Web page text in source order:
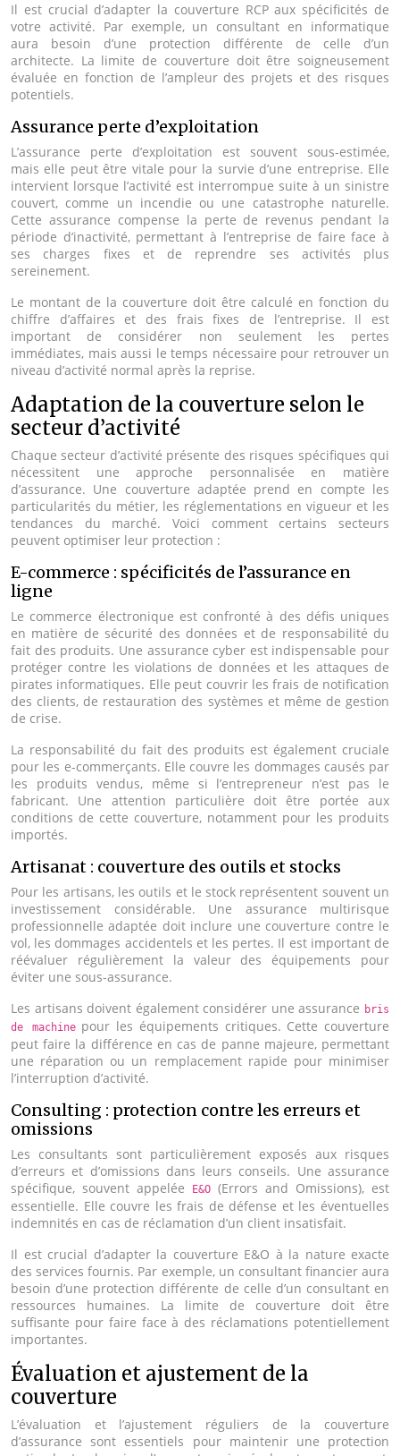
Il est crucial d’adapter la couverture RCP aux spécificités de
votre activité. Par exemple, un consultant en informatique
aura besoin d’une protection différente de celle d’un
architecte. La limite de couverture doit être soigneusement
évaluée en fonction de l’ampleur des projets et des risques
potentiels.
Assurance perte d’exploitation
L’assurance perte d’exploitation est souvent sous-estimée,
mais elle peut être vitale pour la survie d’une entreprise. Elle
intervient lorsque l’activité est interrompue suite à un sinistre
couvert, comme un incendie ou une catastrophe naturelle.
Cette assurance compense la perte de revenus pendant la
période d’inactivité, permettant à l’entreprise de faire face à
ses charges fixes et de reprendre ses activités plus
sereinement.
Le montant de la couverture doit être calculé en fonction du
chiffre d’affaires et des frais fixes de l’entreprise. Il est
important de considérer non seulement les pertes
immédiates, mais aussi le temps nécessaire pour retrouver un
niveau d’activité normal après la reprise.
Adaptation de la couverture selon le
secteur d’activité
Chaque secteur d’activité présente des risques spécifiques qui
nécessitent une approche personnalisée en matière
d’assurance. Une couverture adaptée prend en compte les
particularités du métier, les réglementations en vigueur et les
tendances du marché. Voici comment certains secteurs
peuvent optimiser leur protection :
E-commerce : spécificités de l’assurance en
ligne
Le commerce électronique est confronté à des défis uniques
en matière de sécurité des données et de responsabilité du
fait des produits. Une assurance cyber est indispensable pour
protéger contre les violations de données et les attaques de
pirates informatiques. Elle peut couvrir les frais de notification
des clients, de restauration des systèmes et même de gestion
de crise.
La responsabilité du fait des produits est également cruciale
pour les e-commerçants. Elle couvre les dommages causés par
les produits vendus, même si l’entrepreneur n’est pas le
fabricant. Une attention particulière doit être portée aux
conditions de cette couverture, notamment pour les produits
importés.
Artisanat : couverture des outils et stocks
Pour les artisans, les outils et le stock représentent souvent un
investissement considérable. Une assurance multirisque
professionnelle adaptée doit inclure une couverture contre le
vol, les dommages accidentels et les pertes. Il est important de
réévaluer régulièrement la valeur des équipements pour
éviter une sous-assurance.
Les artisans doivent également considérer une assurance bris
de machinepour les équipements critiques. Cette couverture
peut faire la différence en cas de panne majeure, permettant
une réparation ou un remplacement rapide pour minimiser
l’interruption d’activité.
Consulting : protection contre les erreurs et
omissions
Les consultants sont particulièrement exposés aux risques
d’erreurs et d’omissions dans leurs conseils. Une assurance
spécifique, souvent appelée
E&O (Errors and Omissions), est
essentielle. Elle couvre les frais de défense et les éventuelles
indemnités en cas de réclamation d’un client insatisfait.
Il est crucial d’adapter la couverture E&O à la nature exacte
des services fournis. Par exemple, un consultant financier aura
besoin d’une protection différente de celle d’un consultant en
ressources humaines. La limite de couverture doit être
suffisante pour faire face à des réclamations potentiellement
importantes.
Évaluation et ajustement de la
couverture
L’évaluation et l’ajustement réguliers de la couverture
d’assurance sont essentiels pour maintenir une protection